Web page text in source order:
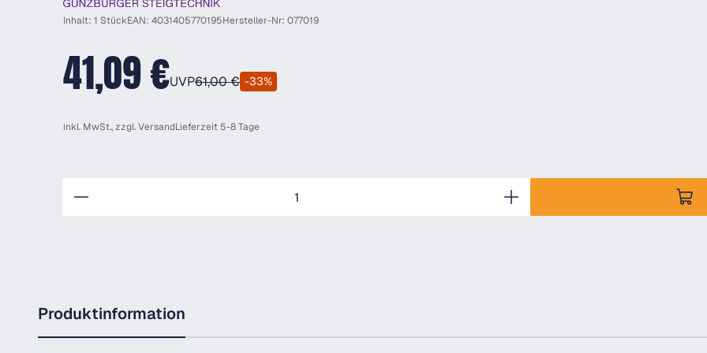
Inhalt: 1 StückEAN: 4031405770195Hersteller-Nr: 077019
41,09 €UVP61,00 € -33%
inkl. MwSt., zzgl.VersandLieferzeit 5-8 Tage
Produktinformation